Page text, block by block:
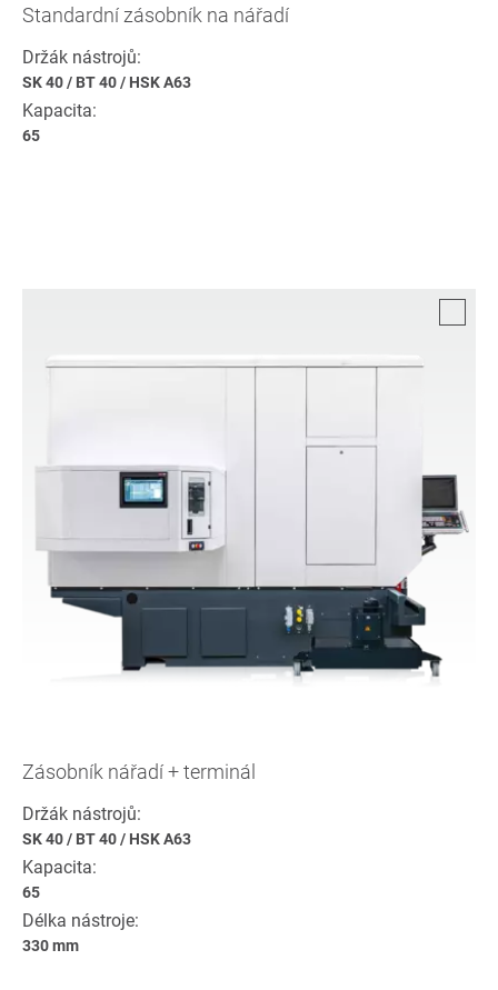
Standardní zásobník na nářadí
Držák nástrojů:
SK 40/ BT 40/ HSK A63
Kapacita:
65
Zásobník nářadí + terminál
Držák nástrojů:
SK 40/ BT 40/ HSK A63
Kapacita:
65
Délka nástroje:
330 mm